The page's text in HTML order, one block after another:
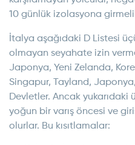
10 günlük izolasyona
İtalya aşağıdaki D Listesi
olmayan seyahate izin
Japonya, Yeni Zelanda,
Singapur, Tayland,
Devletler. Ancak yukarıdaki
yoğun bir varış öncesi ve
olurlar. Bu kısıtlamalar: